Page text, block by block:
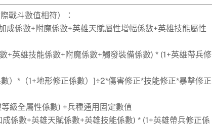
戰斗數值相符）：
成係數+附魔係數+英雄天賦屬性增幅係數+英雄技能屬性
英雄技能係數+附魔係數+觸發裝備係數) * (1+英雄帶兵修
）*（1+地形修正係數）]÷2*傷害修正*技能修正*暴擊修正
級全屬性係數) +兵種通用固定數值
係數+英雄天賦係數+英雄技能係數) * (1+英雄帶兵修正係